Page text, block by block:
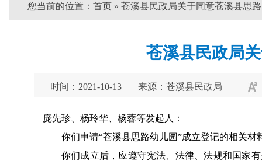
您当前的位置： 首页 » 苍溪县民政局关于同意苍溪县思
苍溪县民政局
时间：2021-10-13 来源：苍溪县民政局
庞先珍、杨玲华、杨蓉等发起人：
你们申请“苍溪县思路幼儿园”成立登记的相关
你们成立后，应遵守宪法、法律、法规和国家